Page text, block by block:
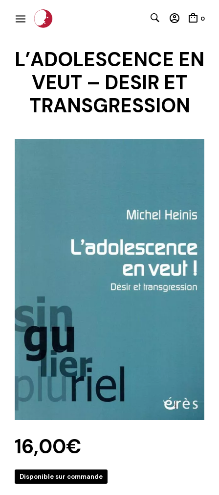
0
L’ADOLESCENCE EN
VEUT – DESIR ET
TRANSGRESSION
16,00€
Disponible sur commande